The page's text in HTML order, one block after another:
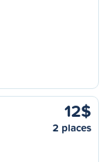
12$
2 places